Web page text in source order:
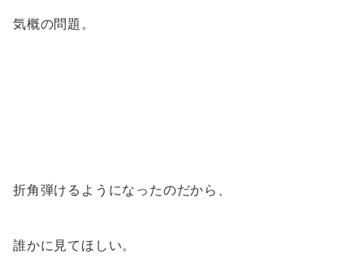
気概の問題。
折角弾けるようになったのだから、
誰かに見てほしい。